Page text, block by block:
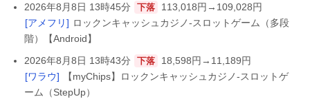
2026年8月8日 13時45分 下落
113,018円→109,028円
[アメフリ] ロックンキャッシュカジノ-スロットゲーム（多段
階）【Android】
2026年8月8日 13時43分
下落
18,598円→11,189円
[ワラウ]
【myChips】ロックンキャッシュカジノ-スロットゲ
ーム（StepUp）